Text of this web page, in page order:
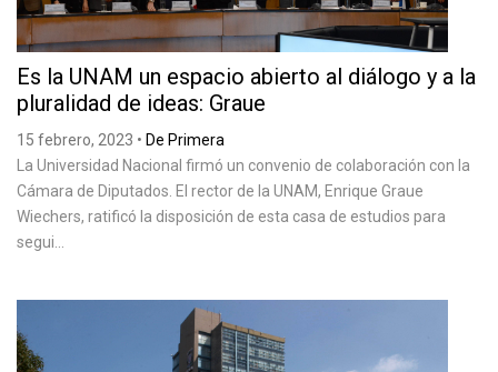
Es la UNAM un espacio abierto al diálogo y a la
pluralidad de ideas: Graue
15 febrero, 2023 • De Primera
La Universidad Nacional firmó un convenio de colaboración con la
Cámara de Diputados. El rector de la UNAM, Enrique Graue
Wiechers, ratificó la disposición de esta casa de estudios para
segui...